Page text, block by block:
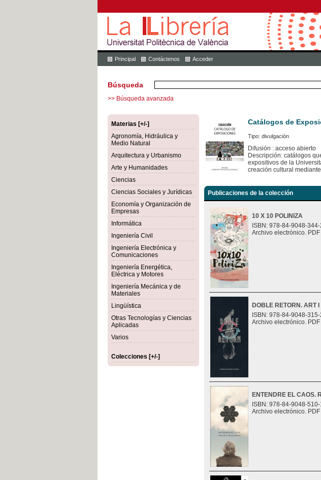
Principal Contáctenos Acceder
Búsqueda
>> Búsqueda avanzada
Materias [+/-]
Agronomía, Hidráulica y
Medio Natural
Arquitectura y Urbanismo
Arte y Humanidades
Ciencias
Ciencias Sociales y Jurídicas
Economía y Organización de
Empresas
Informática
Ingeniería Civil
Ingeniería Electrónica y
Comunicaciones
Ingeniería Energética,
Eléctrica y Motores
Ingeniería Mecánica y de
Materiales
Lingüística
Otras Tecnologías y Ciencias
Aplicadas
Varios
Colecciones [+/-]
Catálogos de
Tipo: divulgación
Difusión : acceso abierto
Descripción: catálogos
expositivos de la
creación cultural
Publicaciones de la colección
10 X 10 POLINIZA
ISBN: 978-84-9048-344-
Archivo electrónico.
DOBLE RETORN. ART
ISBN: 978-84-9048-315-
Archivo electrónico.
ENTENDRE EL CAOS.
ISBN: 978-84-9048-510-
Archivo electrónico.